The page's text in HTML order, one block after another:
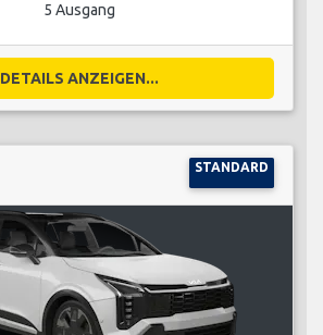
5 Ausgang
DETAILS ANZEIGEN...
STANDARD